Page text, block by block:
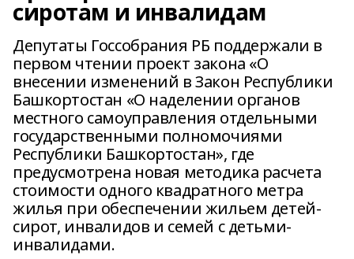
сиротам и инвалидам
Депутаты Госсобрания РБ поддержали в
первом чтении проект закона «О
внесении изменений в Закон Республики
Башкортостан «О наделении органов
местного самоуправления отдельными
государственными полномочиями
Республики Башкортостан», где
предусмотрена новая методика расчета
стоимости одного квадратного метра
жилья при обеспечении жильем детей-
сирот, инвалидов и семей с детьми-
инвалидами.